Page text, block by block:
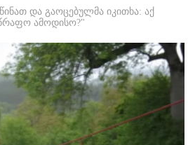
და გაოცებულმა იკითხა: აქ
ამოდისო?"